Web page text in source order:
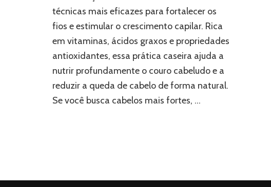
técnicas mais eficazes para fortalecer os
fios e estimular o crescimento capilar. Rica
em vitaminas, ácidos graxos e propriedades
antioxidantes, essa prática caseira ajuda a
nutrir profundamente o couro cabeludo e a
reduzir a queda de cabelo de forma natural.
Se você busca cabelos mais fortes, …